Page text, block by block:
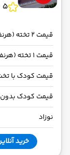
5 ستاره
قیمت 2 تخته (هرنفر)
قیمت 1 تخته (هرنفر)
قیمت کودک با
قیمت کودک
نوزاد
خرید